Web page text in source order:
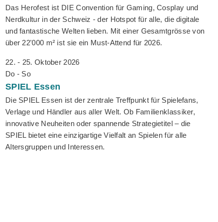
Das Herofest ist DIE Convention für Gaming, Cosplay und
Nerdkultur in der Schweiz - der Hotspot für alle, die digitale
und fantastische Welten lieben. Mit einer Gesamtgrösse von
über 22'000 m² ist sie ein Must-Attend für 2026.
22. - 25. Oktober 2026
Do - So
SPIEL Essen
Die SPIEL Essen ist der zentrale Treffpunkt für Spielefans,
Verlage und Händler aus aller Welt. Ob Familienklassiker,
innovative Neuheiten oder spannende Strategietitel – die
SPIEL bietet eine einzigartige Vielfalt an Spielen für alle
Altersgruppen und Interessen.